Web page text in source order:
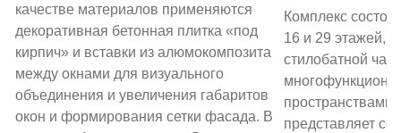
качестве материалов применяются
декоративная бетонная плитка «под
кирпич» и вставки из алюмокомпозита
между окнами для визуального
объединения и увеличения габаритов
окон и формирования сетки фасада. В
Комплекс
16 и 29 этажей,
стилобатной
пространствами
представляет